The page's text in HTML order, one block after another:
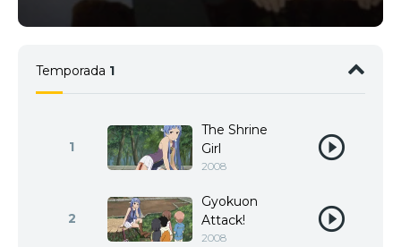
Temporada 1
1
The Shrine
Girl
2008
2
Gyokuon
Attack!
2008